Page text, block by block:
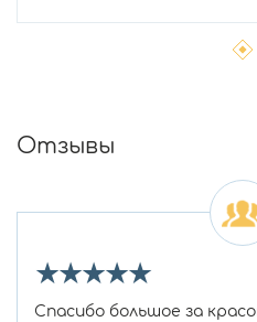
Отзывы
★★★★★
Спасибо большое за